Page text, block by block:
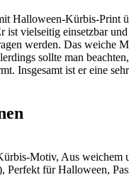
Halloween-Kürbis-Print
ist vielseitig einsetzbar
werden. Das weiche
sollte man
Insgesamt ist er eine
Motiv, Aus weichem
für Halloween,